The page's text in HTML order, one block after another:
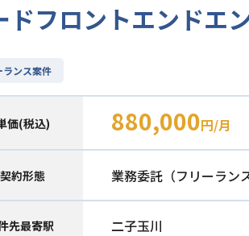
ドフロントエンドエ
ランス案件
価(税込) 880,000円/月
契約形態 業務委託（フリーランス
先最寄駅 二子玉川